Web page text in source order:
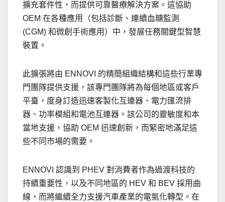
擴充套件性，而提供可靠醫療解決方案。這協助
OEM 在各種應用（包括診斷、連續血糖監測
(CGM) 和微創手術應用）中，發展任務關鍵型智慧
裝置。
此擴張將由 ENNOVI 的精簡組織結構和這些行業專
門團隊提供支援，該專門團隊將為每個地區或客戶
平臺，度身訂造迅速客製化互連器、電力匯流排
器、功率模組和電池互連器。該公司的靈敏度和本
當地支援，協助 OEM 迅速創新，而緊密地滿足這
些不同市場的需要。
ENNOVI 認識到 PHEV 對消費者作為過渡科技的
持續重要性，以及不同地區的 HEV 和 BEV 採用曲
線，而將繼續全力支援汽車產業的電氣化轉型。在